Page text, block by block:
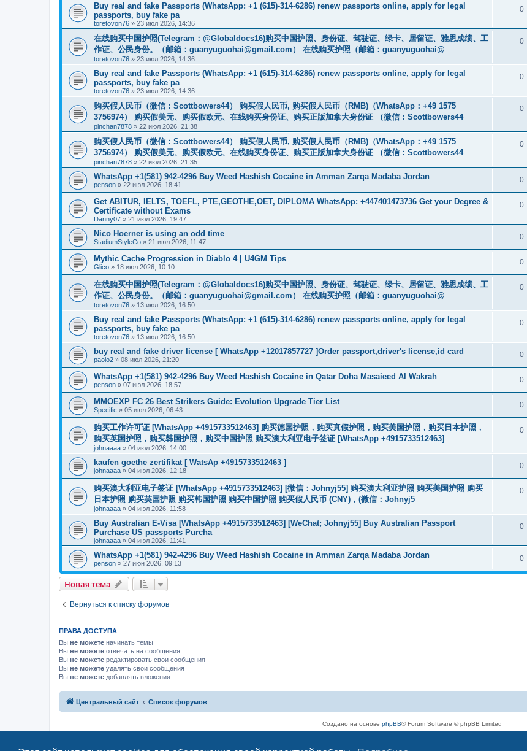
Buy real and fake Passports (WhatsApp: +1 (615)-314-6286) renew passports online, apply for legal
passports, buy fake pa
toretovon76 » 23 июл 2026, 14:36
0
在线购买中国护照(Telegram：@Globaldocs16)购买中国护照、身份证、驾驶证、绿卡、居留证、雅思成绩、工
作证、公民身份。（邮箱： guanyuguohai@gmail.com ） 在线购买护照（邮箱：guanyuguohai@
toretovon76 » 23 июл 2026, 14:36
0
Buy real and fake Passports (WhatsApp: +1 (615)-314-6286) renew passports online, apply for legal
passports, buy fake pa
toretovon76 » 23 июл 2026, 14:36
0
购买假人民币（微信：Scottbowers44） 购买假人民币, 购买假人民币（RMB)（WhatsApp：+49 1575
3756974） 购买假美元、购买假欧元、在线购买身份证、购买正版加拿大身份证 （微信：Scottbowers44
pinchan7878 » 22 июл 2026, 21:38
0
购买假人民币（微信：Scottbowers44） 购买假人民币, 购买假人民币（RMB)（WhatsApp：+49 1575
3756974） 购买假美元、购买假欧元、在线购买身份证、购买正版加拿大身份证 （微信：Scottbowers44
pinchan7878 » 22 июл 2026, 21:35
0
WhatsApp +1(581) 942-4296 Buy Weed Hashish Cocaine in Amman Zarqa Madaba Jordan
penson » 22 июл 2026, 18:41
0
Get ABITUR, IELTS, TOEFL, PTE,GEOTHE,OET, DIPLOMA WhatsApp: +447401473736 Get your Degree &
Certificate without Exams
Danny07 » 21 июл 2026, 19:47
0
Nico Hoerner is using an odd time
StadiumStyleCo » 21 июл 2026, 11:47
0
Mythic Cache Progression in Diablo 4 | U4GM Tips
Glico » 18 июл 2026, 10:10
0
在线购买中国护照(Telegram：@Globaldocs16)购买中国护照、身份证、驾驶证、绿卡、居留证、雅思成绩、工
作证、公民身份。（邮箱： guanyuguohai@gmail.com ） 在线购买护照（邮箱：guanyuguohai@
toretovon76 » 13 июл 2026, 16:50
0
Buy real and fake Passports (WhatsApp: +1 (615)-314-6286) renew passports online, apply for legal
passports, buy fake pa
toretovon76 » 13 июл 2026, 16:50
0
buy real and fake driver license [ WhatsApp +12017857727 ]Order passport,driver's license,id card
paolo2 » 08 июл 2026, 21:20
0
WhatsApp +1(581) 942-4296 Buy Weed Hashish Cocaine in Qatar Doha Masaieed Al Wakrah
penson » 07 июл 2026, 18:57
0
MMOEXP FC 26 Best Strikers Guide: Evolution Upgrade Tier List
Specific » 05 июл 2026, 06:43
0
购买工作许可证 [WhatsApp +4915733512463] 购买德国护照，购买真假护照，购买美国护照，购买日本护照，
购买英国护照，购买韩国护照，购买中国护照 购买澳大利亚电子签证 [WhatsApp +4915733512463]
johnaaaa » 04 июл 2026, 14:00
0
kaufen goethe zertifikat [ WatsAp +4915733512463 ]
johnaaaa » 04 июл 2026, 12:18
0
购买澳大利亚电子签证 [WhatsApp +4915733512463] [微信：Johnyj55] 购买澳大利亚护照 购买美国护照 购买
日本护照 购买英国护照 购买韩国护照 购买中国护照 购买假人民币 (CNY)，(微信：Johnyj5
johnaaaa » 04 июл 2026, 11:58
0
Buy Australian E-Visa [WhatsApp +4915733512463] [WeChat; Johnyj55] Buy Australian Passport
Purchase US passports Purcha
johnaaaa » 04 июл 2026, 11:41
0
WhatsApp +1(581) 942-4296 Buy Weed Hashish Cocaine in Amman Zarqa Madaba Jordan
penson » 27 июн 2026, 09:13
0
Новая тема
Вернуться к списку форумов
ПРАВА ДОСТУПА
Вы не можете начинать темы
Вы не можете отвечать на сообщения
Вы не можете редактировать свои сообщения
Вы не можете удалять свои сообщения
Вы не можете добавлять вложения
Центральный сайт Список форумов
Создано на основе phpBB® Forum Software © phpBB Limited